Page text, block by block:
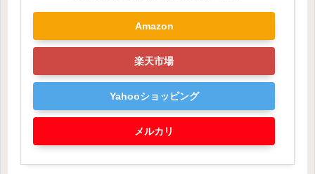
Amazon
楽天市場
Yahooショッピング
メルカリ